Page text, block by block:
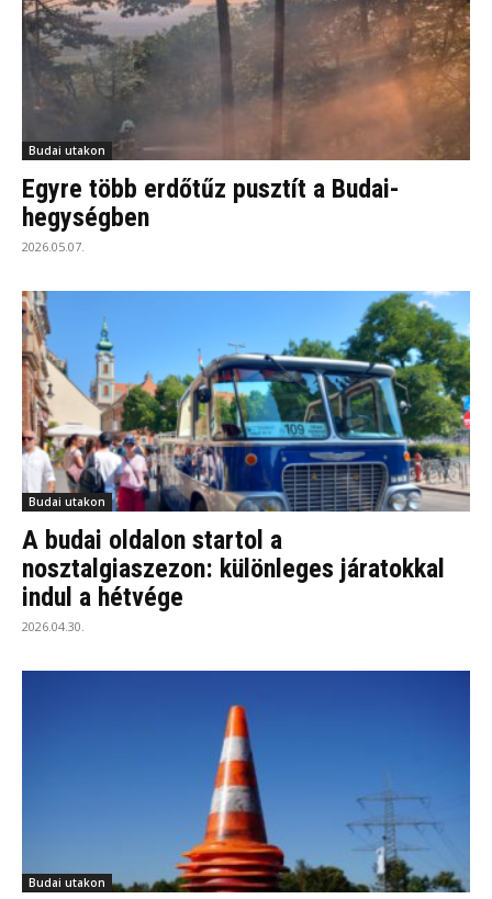
Budai utakon
Egyre több erdőtűz pusztít a Budai-
hegységben
2026.05.07.
Budai utakon
A budai oldalon startol a
nosztalgiaszezon: különleges járatokkal
indul a hétvége
2026.04.30.
Budai utakon